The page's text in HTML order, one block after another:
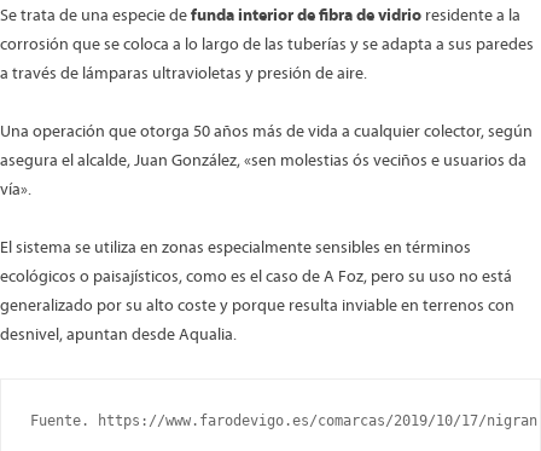
Se trata de una especie defunda interior de fibra de vidrio residente a la
corrosión que se coloca a lo largo de las tuberías y se adapta a sus paredes
a través de lámparas ultravioletas y presión de aire.
Una operación que otorga 50 años más de vida a cualquier colector, según
asegura el alcalde, Juan González, «sen molestias ós veciños e usuarios da
vía».
El sistema se utiliza en zonas especialmente sensibles en términos
ecológicos o paisajísticos, como es el caso de A Foz, pero su uso no está
generalizado por su alto coste y porque resulta inviable en terrenos con
desnivel, apuntan desde Aqualia.
Fuente. https://www.farodevigo.es/comarcas/2019/10/17/